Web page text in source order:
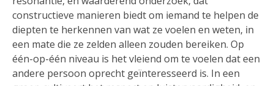
constructieve manieren biedt om iemand te helpen de
diepten te herkennen van wat ze voelen en weten, in
een mate die ze zelden alleen zouden bereiken. Op
één-op-één niveau is het vleiend om te voelen dat een
andere persoon oprecht geïnteresseerd is. In een